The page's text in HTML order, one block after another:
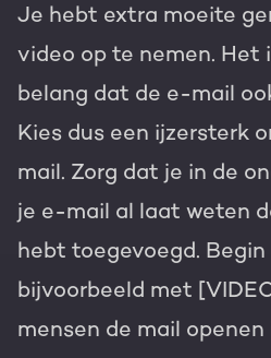
Je hebt extra moeite
video op te nemen. Het
belang dat de e-mail
Kies dus een ijzersterk
mail. Zorg dat je in de
je e-mail al laat weten
hebt toegevoegd.
bijvoorbeeld met
mensen de mail openen